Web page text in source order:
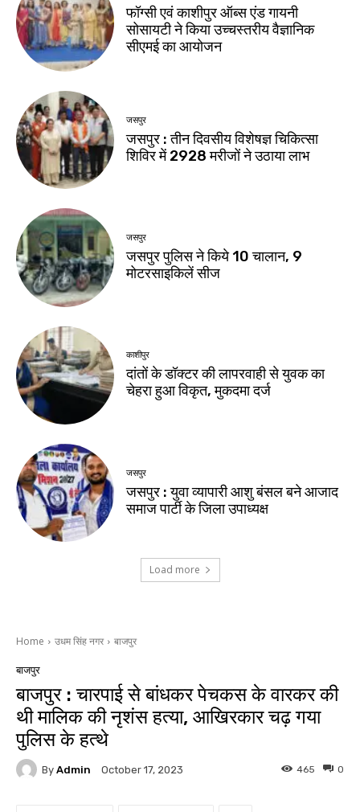
फॉग्सी एवं काशीपुर ऑब्स एंड गायनी
सोसायटी ने किया उच्चस्तरीय वैज्ञानिक
सीएमई का आयोजन
जसपुर
जसपुर : तीन दिवसीय विशेषज्ञ चिकित्सा
शिविर में 2928 मरीजों ने उठाया लाभ
जसपुर
जसपुर पुलिस ने किये 10 चालान, 9
मोटरसाइकिलें सीज
काशीपुर
दांतों के डॉक्टर की लापरवाही से युवक का
चेहरा हुआ विकृत, मुकदमा दर्ज
जसपुर
जसपुर : युवा व्यापारी आशु बंसल बने आजाद
समाज पार्टी के जिला उपाध्यक्ष
Load more